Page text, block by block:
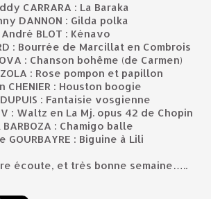
CARRARA : La Baraka
DANNON : Gilda polka
André BLOT : Kénavo
: Bourrée de Marcillat en Combrois
: Chanson bohême (de Carmen)
: Rose pompon et papillon
CHENIER : Houston boogie
: Fantaisie vosgienne
: Waltz en La Mj. opus 42 de Chopin
BARBOZA : Chamigo balle
GOURBAYRE : Biguine à Lili
écoute, et très bonne semaine…..